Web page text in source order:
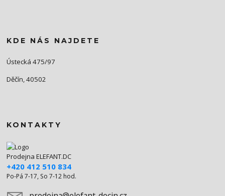
KDE NÁS NAJDETE
Ústecká 475/97
Děčín, 40502
KONTAKTY
Prodejna ELEFANT.DC
+420 412 510 834
Po-Pá 7-17, So 7-12 hod.